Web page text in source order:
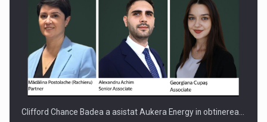
Clifford Chance Badea a asistat Aukera Energy in obtinerea…